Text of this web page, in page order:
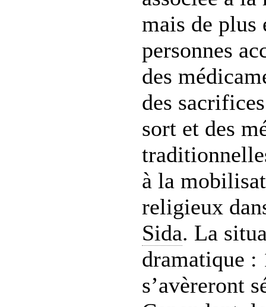
mais de plus
personnes
des
des
sort et des
à la
religieux
Sida. La
dramatique :
s’avèreront